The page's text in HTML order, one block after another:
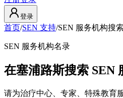
登录
首页/SEN 支持/SEN 服务机构搜索
SEN 服务机构名录
在塞浦路斯搜索 SEN
请为治疗中心、专家、特殊教育